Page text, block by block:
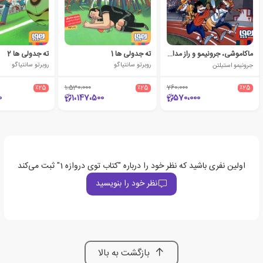
ماکاموشی، جرونیمو‌ و راز مدال‌ طلا
جرونیمو استیلتن
٪25 760،000
570،000
ته جدولی ها 1
روبرتو سانتیاگو
٪25 1،530،000
1،147،500
ته جدولی ها 2
روبرتو سانتیاگو
٪25
اولین نفری باشید که نظر خود را درباره "کتاب توی دروازه 1" ثبت می‌کند
نظر خود را بنویسید
بازگشت به بالا